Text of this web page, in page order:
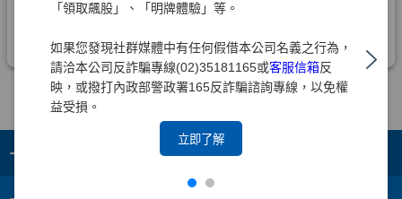
「領取飆股」、「明牌體驗」等。
如果您發現社群媒體中有任何假借本公司名義之行為，
請洽本公司反詐騙專線(02)35181165或客服信箱反
映，或撥打內政部警政署165反詐騙諮詢專線，以免權
益受損。
立即了解
+